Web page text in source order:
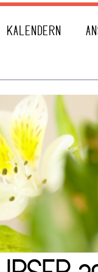
KALENDERN